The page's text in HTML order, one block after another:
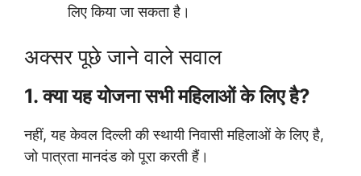
लिए किया जा सकता है।
अक्सर पूछे जाने वाले सवाल
1. क्या यह योजना सभी महिलाओं के लिए है?
नहीं, यह केवल दिल्ली की स्थायी निवासी महिलाओं के लिए है,
जो पात्रता मानदंड को पूरा करती हैं।